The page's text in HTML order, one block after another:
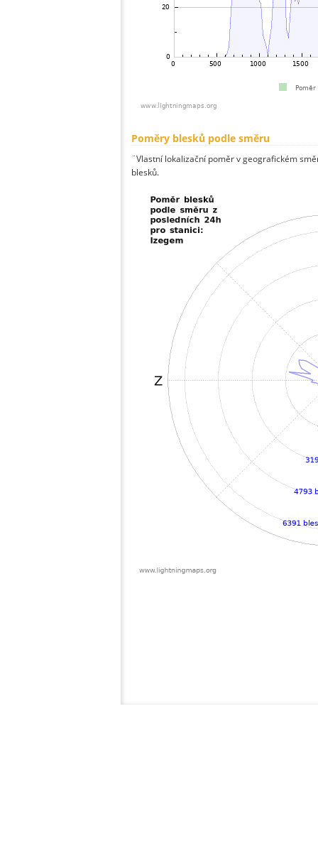
Poměry blesků podle směru
¨Vlastní lokalizační poměr v geografickém
blesků.